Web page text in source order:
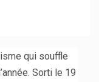
qui souffle
Sorti le 19